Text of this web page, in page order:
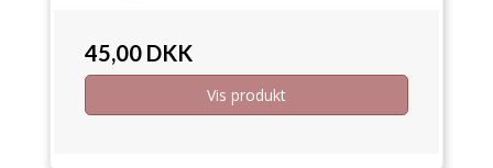
45,00 DKK
Vis produkt